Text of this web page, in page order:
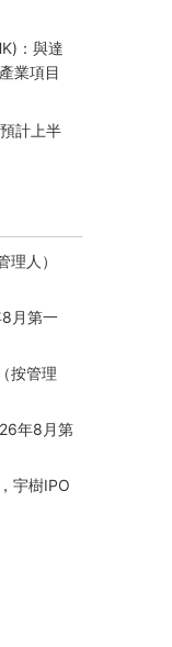
：與達
業項目
計上半
退還2
預計
鹽酸齊
成發行
人）
月第一
按管理
年8月第
宇樹IPO